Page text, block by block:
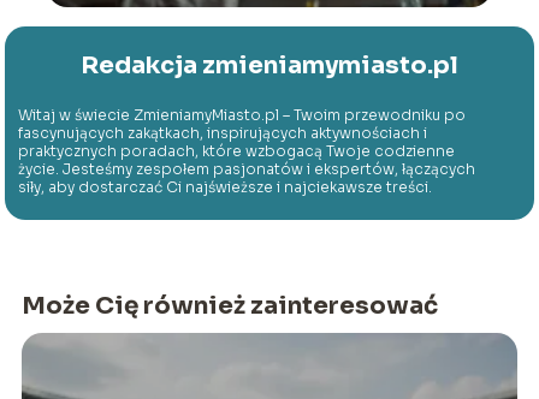
Redakcja zmieniamymiasto.pl
Witaj w świecie ZmieniamyMiasto.pl – Twoim przewodniku po
fascynujących zakątkach, inspirujących aktywnościach i
praktycznych poradach, które wzbogacą Twoje codzienne
życie. Jesteśmy zespołem pasjonatów i ekspertów, łączących
siły, aby dostarczać Ci najświeższe i najciekawsze treści.
Może Cię również zainteresować